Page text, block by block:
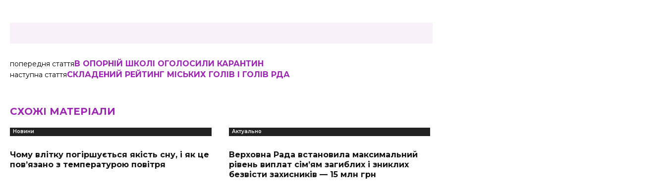
попередня статтяВ ОПОРНІЙ ШКОЛІ ОГОЛОСИЛИ КАРАНТИН
наступна статтяСКЛАДЕНИЙ РЕЙТИНГ МІСЬКИХ ГОЛІВ І ГОЛІВ РДА
СХОЖІ МАТЕРІАЛИ
Новини
Чому влітку погіршується якість сну, і як це
пов’язано з температурою повітря
Актуально
Верховна Рада встановила максимальний
рівень виплат сім’ям загиблих і зниклих
безвісти захисників — 15 млн грн